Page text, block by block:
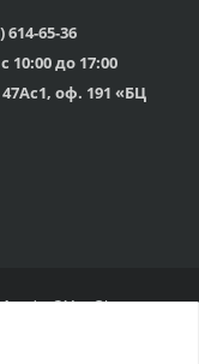
доставка
614-65-36
10:00 до 17:00
оф. 191 «БЦ
CX-5 Shop